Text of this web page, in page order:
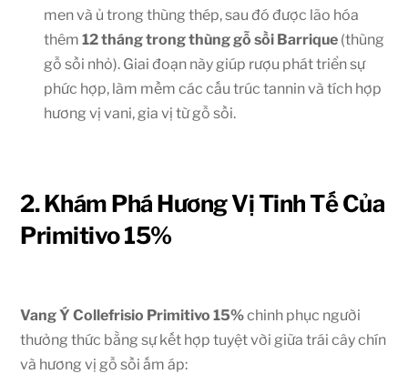
men và ủ trong thùng thép, sau đó được lão hóa
thêm 12 tháng trong thùng gỗ sồi Barrique (thùng
gỗ sồi nhỏ). Giai đoạn này giúp rượu phát triển sự
phức hợp, làm mềm các cấu trúc tannin và tích hợp
hương vị vani, gia vị từ gỗ sồi.
2. Khám Phá Hương Vị Tinh Tế Của
Primitivo 15%
Vang Ý Collefrisio Primitivo 15%chinh phục người
thưởng thức bằng sự kết hợp tuyệt vời giữa trái cây chín
và hương vị gỗ sồi ấm áp: